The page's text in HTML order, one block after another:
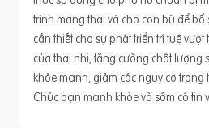
trình mang thai và cho con bú để
cần thiết cho sự phát triển trí tuệ
của thai nhi, tăng cường chất lượng
khỏe mạnh, giảm các nguy cơ trong
Chúc bạn mạnh khỏe và sớm có tin